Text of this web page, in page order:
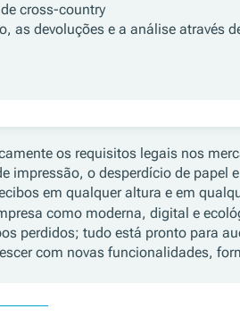
cross-country
as devoluções e a análise através
os requisitos legais nos
impressão, o desperdício de papel
em qualquer altura e em
como moderna, digital e
perdidos; tudo está pronto para
com novas funcionalidades,